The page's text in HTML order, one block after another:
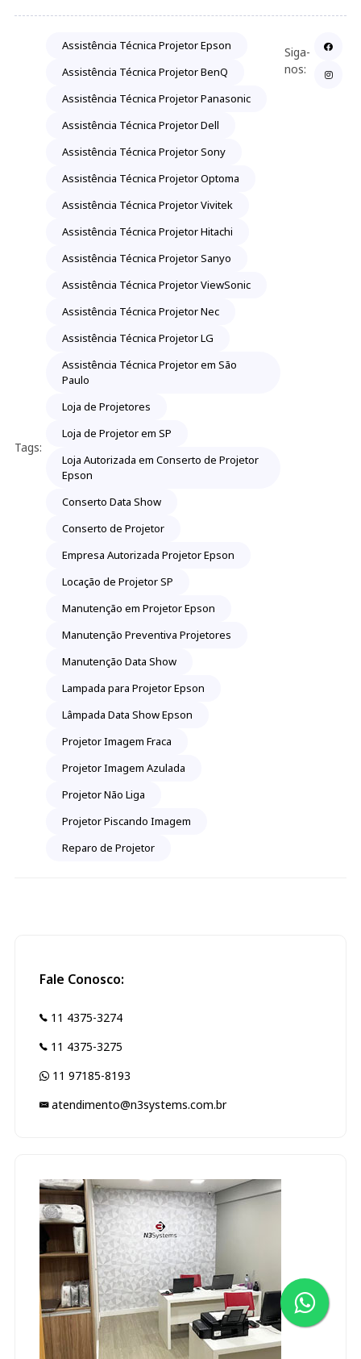
Tags:
Assistência Técnica Projetor Epson
Assistência Técnica Projetor BenQ
Assistência Técnica Projetor Panasonic
Assistência Técnica Projetor Dell
Assistência Técnica Projetor Sony
Assistência Técnica Projetor Optoma
Assistência Técnica Projetor Vivitek
Assistência Técnica Projetor Hitachi
Assistência Técnica Projetor Sanyo
Assistência Técnica Projetor ViewSonic
Assistência Técnica Projetor Nec
Assistência Técnica Projetor LG
Assistência Técnica Projetor em São
Paulo
Loja de Projetores
Loja de Projetor em SP
Loja Autorizada em Conserto de Projetor
Epson
Conserto Data Show
Conserto de Projetor
Empresa Autorizada Projetor Epson
Locação de Projetor SP
Manutenção em Projetor Epson
Manutenção Preventiva Projetores
Manutenção Data Show
Lampada para Projetor Epson
Lâmpada Data Show Epson
Projetor Imagem Fraca
Projetor Imagem Azulada
Projetor Não Liga
Projetor Piscando Imagem
Reparo de Projetor
Siga-
nos:
Fale Conosco:
11 4375-3274
11 4375-3275
11 97185-8193
atendimento@n3systems.com.br